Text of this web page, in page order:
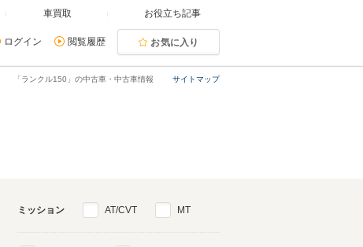
車買取 お役立ち記事
ログイン 閲覧履歴 お気に入り
サイトマップ
「ランクル150」の中古車・中古車情報
ミッション AT/CVT MT